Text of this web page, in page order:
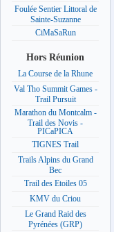
Foulée Sentier Littoral de
Sainte-Suzanne
CiMaSaRun
Hors Réunion
La Course de la Rhune
Val Tho Summit Games -
Trail Pursuit
Marathon du Montcalm -
Trail des Novis -
PICaPICA
TIGNES Trail
Trails Alpins du Grand
Bec
Trail des Etoiles 05
KMV du Criou
Le Grand Raid des
Pyrénées (GRP)